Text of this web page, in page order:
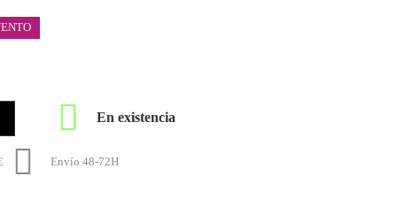
 En existencia
 Envío 48-72H